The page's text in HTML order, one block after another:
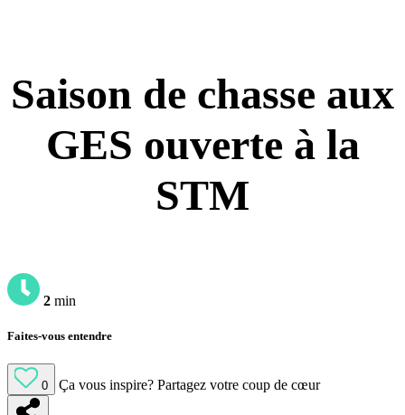
Saison de chasse aux
GES ouverte à la
STM
2 min
Faites-vous entendre
0 Ça vous inspire? Partagez votre coup de cœur